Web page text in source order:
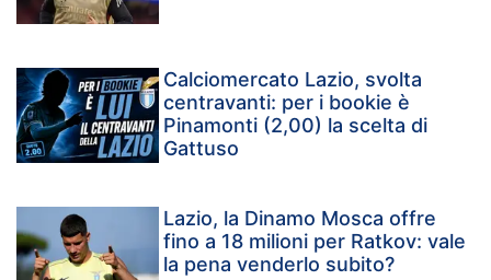
Calciomercato Lazio, svolta
centravanti: per i bookie è
Pinamonti (2,00) la scelta di
Gattuso
Lazio, la Dinamo Mosca offre
fino a 18 milioni per Ratkov: vale
la pena venderlo subito?